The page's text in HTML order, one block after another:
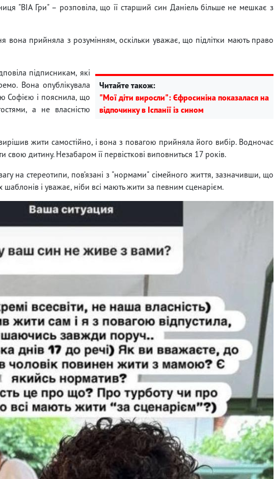
"ВІА Гри" – розповіла, що її старший син Даніель більше не мешкає з
вона прийняла з розумінням, оскільки уважає, що підлітки мають право
Читайте також:
"Мої діти виросли": Єфросиніна показалася на
відпочинку в Іспанії із сином
підписникам, які
Вона опублікувала
Софією і пояснила, що
а не власністю
жити самостійно, і вона з повагою прийняла його вибір. Водночас
дитину. Незабаром її первісткові виповниться 17 років.
на стереотипи, пов’язані з "нормами" сімейного життя, зазначивши, що
і уважає, ніби всі мають жити за певним сценарієм.